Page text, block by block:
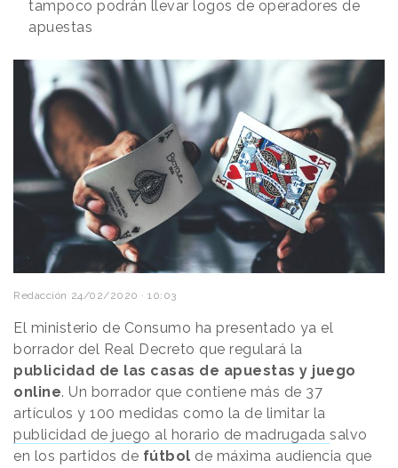
tampoco podrán llevar logos de operadores de
apuestas
Redacción 24/02/2020 · 10:03
El ministerio de Consumo ha presentado ya el
borrador del Real Decreto que regulará la
publicidad de las casas de apuestas y juego
online. Un borrador que contiene más de 37
artículos y 100 medidas como la de limitar la
publicidad de juego al horario de madrugada salvo
en los partidos de fútbol de máxima audiencia que